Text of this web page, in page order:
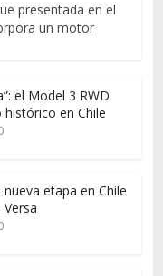
presentada en el
un motor
el Model 3 RWD
histórico en Chile
etapa en Chile